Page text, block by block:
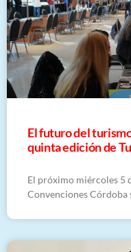
El futuro del
quinta edición de
El próximo miércoles 5
Convenciones Córdoba